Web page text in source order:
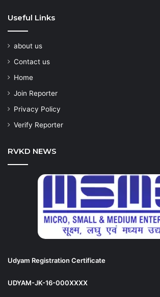
Useful Links
about us
Contact us
Home
Join Reporter
Privacy Policy
Verify Reporter
RVKD NEWS
Udyam Registration Certificate
UDYAM-JK-16-000XXXX